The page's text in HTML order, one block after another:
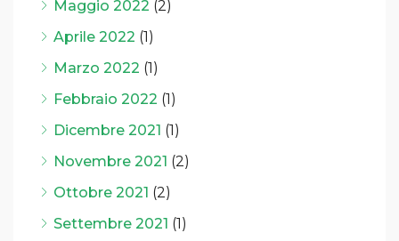
Maggio 2022 (2)
Aprile 2022 (1)
Marzo 2022 (1)
Febbraio 2022 (1)
Dicembre 2021 (1)
Novembre 2021 (2)
Ottobre 2021 (2)
Settembre 2021 (1)